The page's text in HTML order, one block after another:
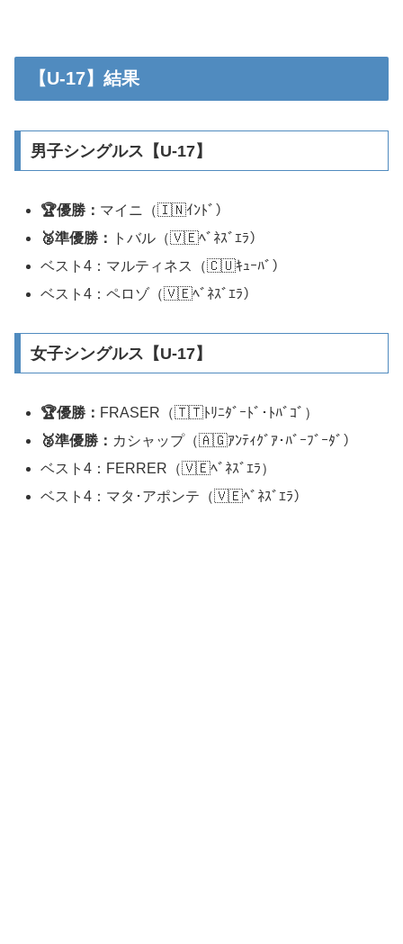
【U-17】結果
男子シングルス【U-17】
🏆優勝： マイニ（🇮🇳ｲﾝﾄﾞ）
🥈準優勝：
トバル（🇻🇪ﾍﾞﾈｽﾞｴﾗ）
ベスト4：マルティネス（🇨🇺ｷｭｰﾊﾞ）
ベスト4：ペロゾ（🇻🇪ﾍﾞﾈｽﾞｴﾗ）
女子シングルス【U-17】
🏆優勝： FRASER（🇹🇹ﾄﾘﾆﾀﾞｰﾄﾞ･ﾄﾊﾞｺﾞ）
🥈準優勝： カシャップ（🇦🇬ｱﾝﾃｨｸﾞｱ･ﾊﾞｰﾌﾞｰﾀﾞ）
ベスト4：FERRER（🇻🇪ﾍﾞﾈｽﾞｴﾗ）
ベスト4：マタ･アポンテ（🇻🇪ﾍﾞﾈｽﾞｴﾗ）